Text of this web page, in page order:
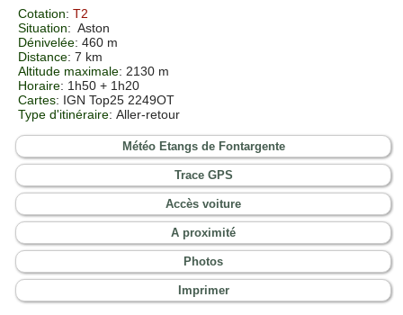
Cotation: T2
Situation: Aston
Dénivelée: 460 m
Distance: 7 km
Altitude maximale: 2130 m
Horaire: 1h50 + 1h20
Cartes: IGN Top25 2249OT
Type d'itinéraire: Aller-retour
Météo Etangs de Fontargente
Trace GPS
Accès voiture
A proximité
Photos
Imprimer